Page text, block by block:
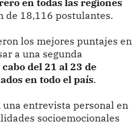
en todas las regiones
de 18,116 postulantes.
los mejores puntajes en
a una segunda
del 21 al 23 de
en todo el país.
una entrevista personal en
socioemocionales